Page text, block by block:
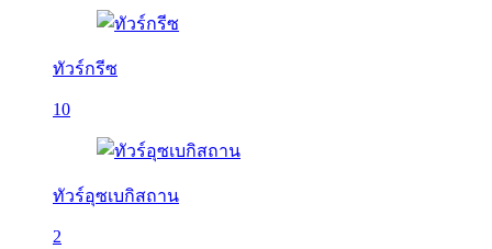
ทัวร์กรีซ
10
ทัวร์อุซเบกิสถาน
2